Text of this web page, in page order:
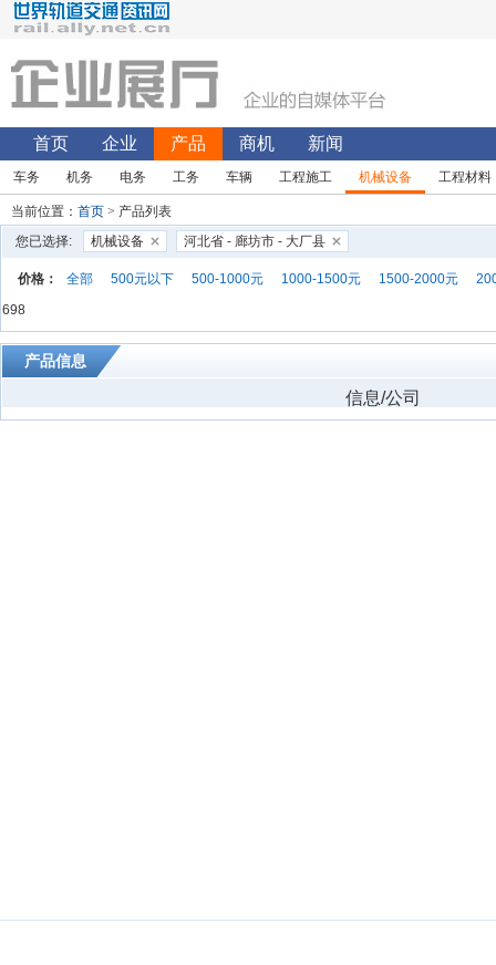
首页 企业 产品 商机 新闻
车务 机务 电务 工务 车辆 工程施工 机械设备 工程材料
当前位置： 首页 > 产品列表
您已选择:
机械设备 河北省 - 廊坊市 - 大厂县
价格： 全部 500元以下 500-1000元 1000-1500元 1500-2000元
698
产品信息
信息/公司